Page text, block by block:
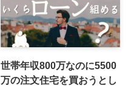
世帯年収800万なのに5500
万の注文住宅を買おうとし